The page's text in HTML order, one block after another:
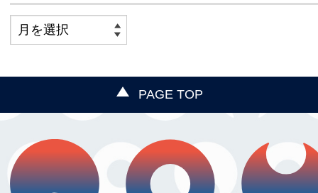
PAGE TOP